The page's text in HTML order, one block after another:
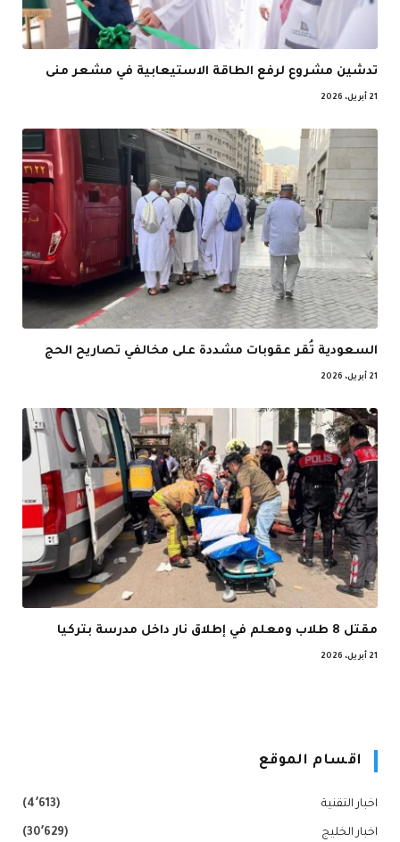
تدشين مشروع لرفع الطاقة الاستيعابية في مشعر منى
21 أبريل، 2026
السعودية تُقر عقوبات مشددة على مخالفي تصاريح الحج
21 أبريل، 2026
مقتل 8 طلاب ومعلم في إطلاق نار داخل مدرسة بتركيا
21 أبريل، 2026
اقسام الموقع
اخبار التقنية (4٬613)
اخبار الخليج (30٬629)